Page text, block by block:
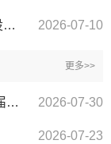
淮北市国防动员办开展行政执法能力建设专题培训 2026-07-10
更多>>
中共中央政治局召开会议 决定召开二十届五中全会 分析研究当前经济形势和经济工作 中共中央总书记习近平... 2026-07-30
2026-07-23